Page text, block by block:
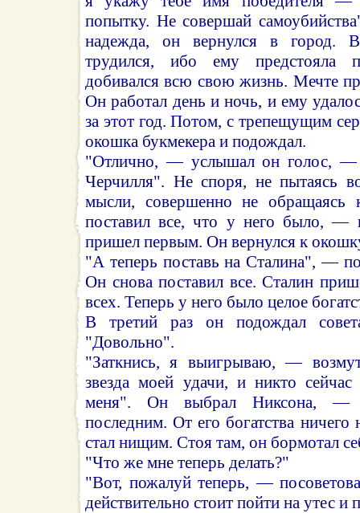
попытку. Не совершай
надежда, он вернулся в город.
трудился, ибо ему предстояла
добивался всю свою жизнь. Мечте
Он работал день и ночь, и ему
за этот год. Потом, с трепещущим
окошка букмекера и подождал.
"Отлично, — услышал он голос, —
Черчилля". Не споря, не пытаясь
мысли, совершенно не обращаясь
поставил все, что у него было, —
пришел первым. Он вернулся к
"А теперь поставь на Сталина", —
Он снова поставил все. Сталин
всех. Теперь у него было целое
В третий раз он подождал
"Довольно".
"Заткнись, я выигрываю, —
звезда моей удачи, и никто
меня". Он выбрал Никсона, —
последним. От его богатства ничего
стал нищим. Стоя там, он бормотал
"Что же мне теперь делать?"
"Вот, пожалуй теперь, —
действительно стоит пойти на утес и